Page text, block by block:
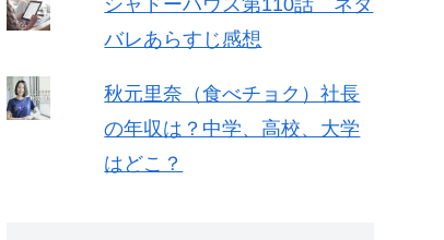
バレあらすじ感想
秋元里奈（食べチョク）社長
の年収は？中学、高校、大学
はどこ？